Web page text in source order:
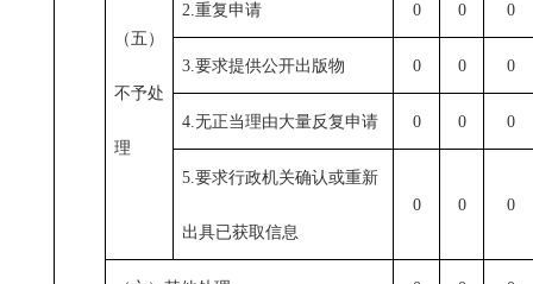
（五）
不予处
理
2.重复申请 0 0 0
3.要求提供公开出版物 0 0 0
4.无正当理由大量反复申请 0 0 0
5.要求行政机关确认或重新
出具已获取信息
0 0 0